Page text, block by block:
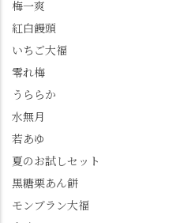
ゼリーは生の写真を撮
りたかったのですが、
崩れてしまいました。
リ会員の登録はほんと
うにおすすめ。ポイン
トもすぐに貯まります
し、いろんな特典もあ
していない人はぜひこ
の機会に会員登録もし
梅一爽
紅白饅頭
いちご大福
零れ梅
うららか
水無月
若あゆ
夏のお試しセット
黒糖栗あん餅
モンブラン大福